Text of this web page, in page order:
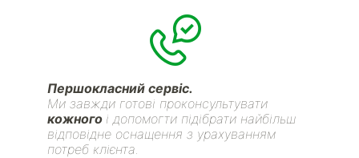
Першокласний сервіс.
Ми завжди готові проконсультувати
кожного і допомогти підібрати найбільш
відповідне оснащення з урахуванням
потреб клієнта.